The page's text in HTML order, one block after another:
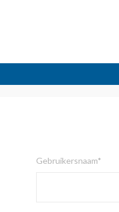
Gebruikersnaam*